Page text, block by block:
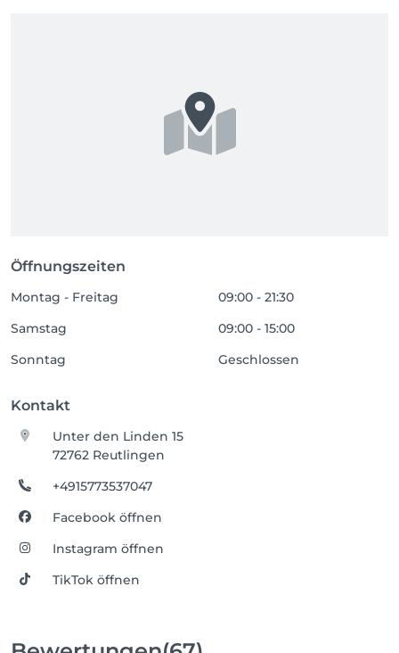
Öffnungszeiten
Montag - Freitag
09:00 - 21:30
Samstag
09:00 - 15:00
Sonntag
Geschlossen
Kontakt
Unter den Linden 15
72762 Reutlingen
+4915773537047
Facebook öffnen
Instagram öffnen
TikTok öffnen